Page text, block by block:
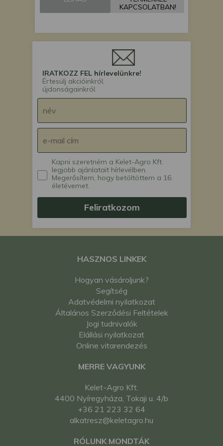
KAPCSOLATBAN!
IRATKOZZ FEL hírlevelünkre!
Értesülj akcióinkról,
újdonságainkról.
Kapni szeretném a Kelet-Agro Kft.
legjobb ajánlatait hírlevélben.
Megerősítem, hogy betöltöttem a 16.
életévemet.
Feliratkozom
HASZNOS LINKEK
Hogyan vásároljunk?
Segítség
Adatvédelmi nyilatkozat
Általános Szerződési Feltételek
Jogi tudnivalók
Elállási nyilatkozat
Online vitarendezés
MERRE VAGYUNK
Kelet-Agro Kft.
4400 Nyíregyháza, Tokaji u. 4/b
+36 21 223 32 64
alkatresz@keletagro.hu
RÓLUNK MONDTÁK